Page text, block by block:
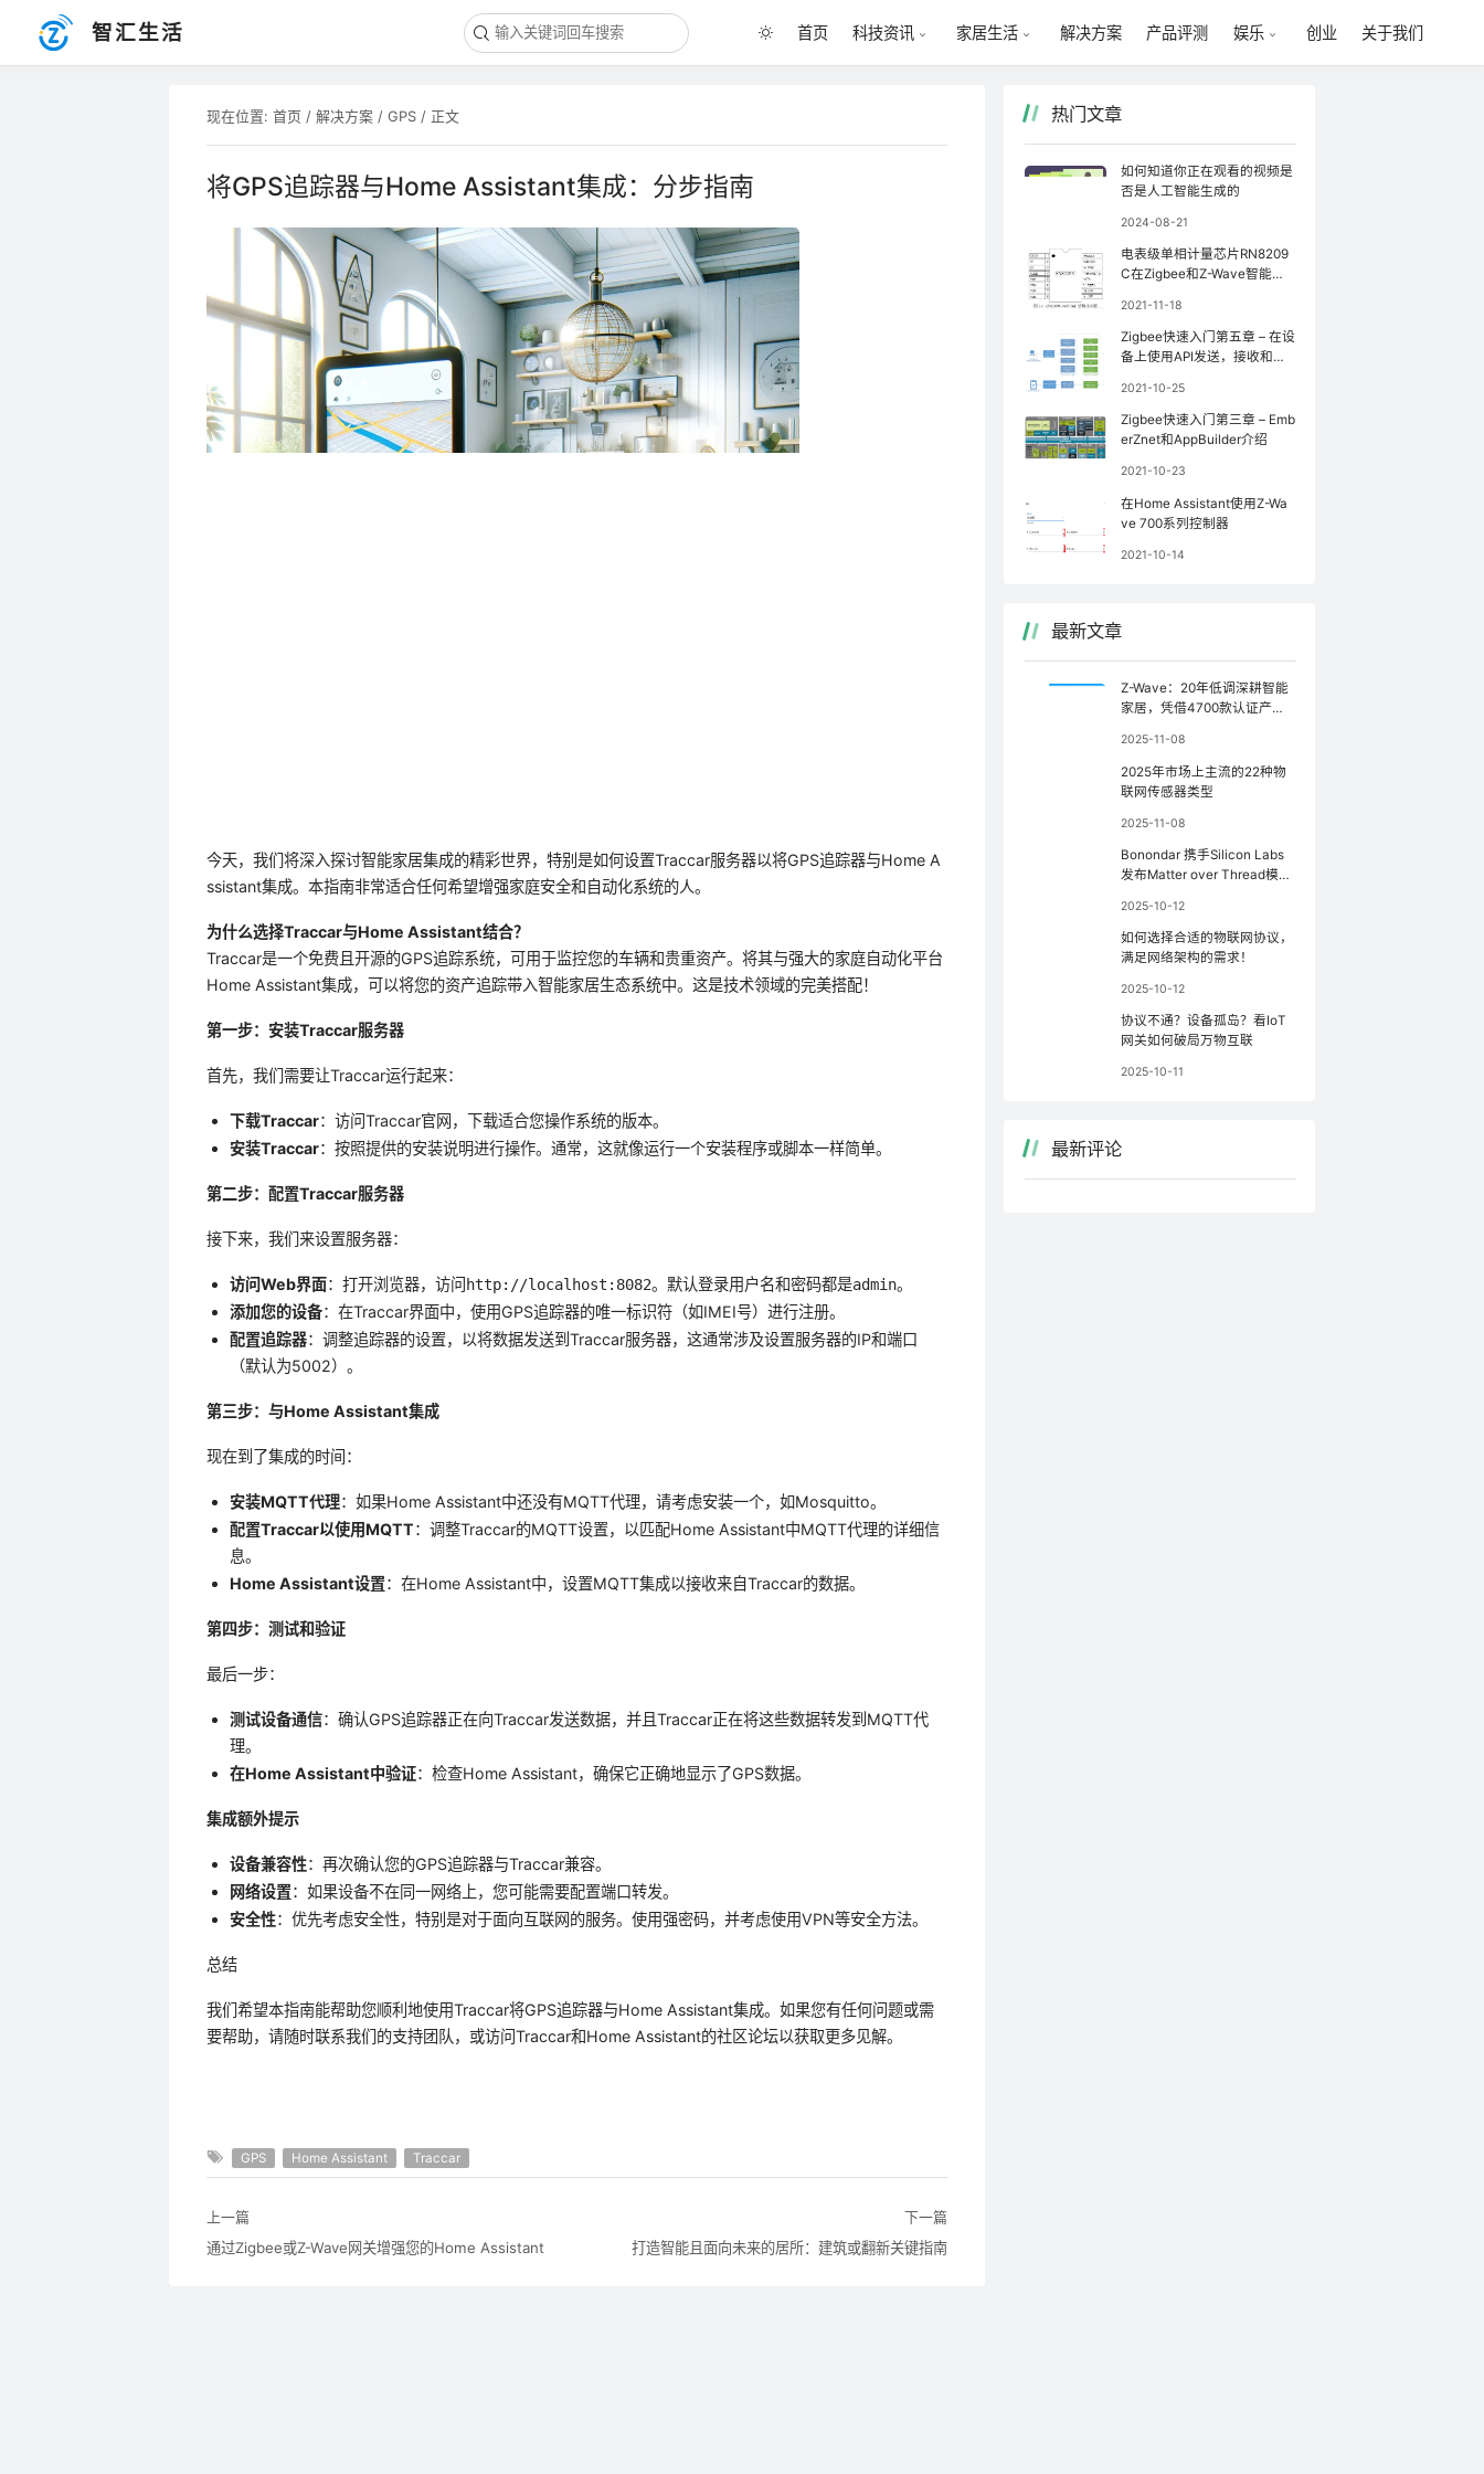
智汇生活 首页 科技资讯 家居生活 解决方案 产品评测 娱乐 创业 关于我们
现在位置: 首页 / 解决方案/ GPS/ 正文
将GPS追踪器与Home Assistant集成：分步指南
今天，我们将深入探讨智能家居集成的精彩世界，特别是如何设置Traccar服务器以将GPS追踪器与Home A
ssistant集成。本指南非常适合任何希望增强家庭安全和自动化系统的人。
为什么选择Traccar与Home Assistant结合？
Traccar是一个免费且开源的GPS追踪系统，可用于监控您的车辆和贵重资产。将其与强大的家庭自动化平台
Home Assistant集成，可以将您的资产追踪带入智能家居生态系统中。这是技术领域的完美搭配！
第一步：安装Traccar服务器
首先，我们需要让Traccar运行起来：
下载Traccar：访问Traccar官网，下载适合您操作系统的版本。
安装Traccar：按照提供的安装说明进行操作。通常，这就像运行一个安装程序或脚本一样简单。
第二步：配置Traccar服务器
接下来，我们来设置服务器：
访问Web界面：打开浏览器，访问 http://localhost:8082。默认登录用户名和密码都是admin。
添加您的设备：在Traccar界面中，使用GPS追踪器的唯一标识符（如IMEI号）进行注册。
配置追踪器：调整追踪器的设置，以将数据发送到Traccar服务器，这通常涉及设置服务器的IP和端口
（默认为5002）。
第三步：与Home Assistant集成
现在到了集成的时间：
安装MQTT代理：如果Home Assistant中还没有MQTT代理，请考虑安装一个，如Mosquitto。
配置Traccar以使用MQTT：调整Traccar的MQTT设置，以匹配Home Assistant中MQTT代理的详细信
息。
Home Assistant设置：在Home Assistant中，设置MQTT集成以接收来自Traccar的数据。
第四步：测试和验证
最后一步：
测试设备通信：确认GPS追踪器正在向Traccar发送数据，并且Traccar正在将这些数据转发到MQTT代
理。
在Home Assistant中验证：检查Home Assistant，确保它正确地显示了GPS数据。
集成额外提示
设备兼容性：再次确认您的GPS追踪器与Traccar兼容。
网络设置：如果设备不在同一网络上，您可能需要配置端口转发。
安全性：优先考虑安全性，特别是对于面向互联网的服务。使用强密码，并考虑使用VPN等安全方法。
总结
我们希望本指南能帮助您顺利地使用Traccar将GPS追踪器与Home Assistant集成。如果您有任何问题或需
要帮助，请随时联系我们的支持团队，或访问Traccar和Home Assistant的社区论坛以获取更多见解。
GPS Home Assistant Traccar
上一篇
通过Zigbee或Z-Wave网关增强您的Home Assistant
下一篇
打造智能且面向未来的居所：建筑或翻新关键指南
热门文章
如何知道你正在观看的视频是
否是人工智能生成的
2024-08-21
电表级单相计量芯片RN8209
C在Zigbee和Z-Wave智能家
2021-11-18
Zigbee快速入门第五章 – 在设
备上使用API发送，接收和处
2021-10-25
Zigbee快速入门第三章 – Emb
erZnet和AppBuilder介绍
2021-10-23
在Home Assistant使用Z-Wa
ve 700系列控制器
2021-10-14
最新文章
Z-Wave：20年低调深耕智能
家居，凭借4700款认证产品
2025-11-08
2025年市场上主流的22种物
联网传感器类型
2025-11-08
Bonondar 携手Silicon Labs
发布Matter over Thread模
2025-10-12
如何选择合适的物联网协议，
满足网络架构的需求！
2025-10-12
协议不通？设备孤岛？看IoT
网关如何破局万物互联
2025-10-11
最新评论